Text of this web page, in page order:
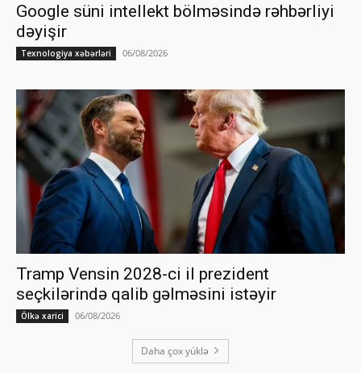
Google süni intellekt bölməsində rəhbərliyi
dəyişir
Texnologiya xəbərləri 06/08/2026
Tramp Vensin 2028-ci il prezident
seçkilərində qalib gəlməsini istəyir
Ölkə xarici 06/08/2026
Daha çox yüklə